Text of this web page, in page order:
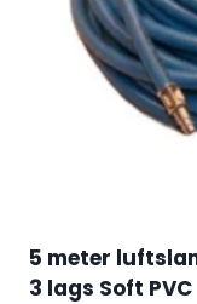
5 meter
3 lags Soft PVC